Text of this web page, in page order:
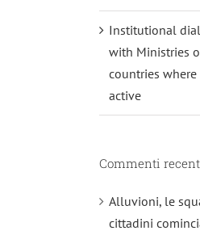
Institutional
with Ministries
countries where
active
Commenti
Alluvioni, le
cittadini